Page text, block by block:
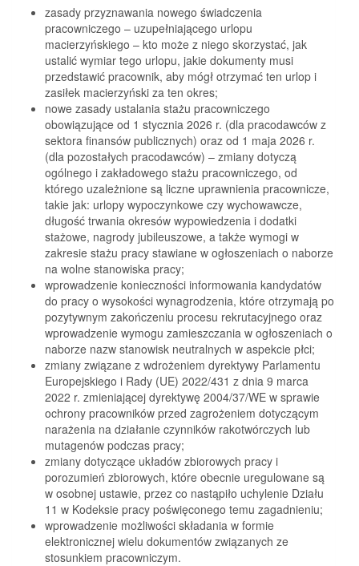
zasady przyznawania nowego świadczenia
pracowniczego – uzupełniającego urlopu
macierzyńskiego – kto może z niego skorzystać, jak
ustalić wymiar tego urlopu, jakie dokumenty musi
przedstawić pracownik, aby mógł otrzymać ten urlop i
zasiłek macierzyński za ten okres;
nowe zasady ustalania stażu pracowniczego
obowiązujące od 1 stycznia 2026 r. (dla pracodawców z
sektora finansów publicznych) oraz od 1 maja 2026 r.
(dla pozostałych pracodawców) – zmiany dotyczą
ogólnego i zakładowego stażu pracowniczego, od
którego uzależnione są liczne uprawnienia pracownicze,
takie jak: urlopy wypoczynkowe czy wychowawcze,
długość trwania okresów wypowiedzenia i dodatki
stażowe, nagrody jubileuszowe, a także wymogi w
zakresie stażu pracy stawiane w ogłoszeniach o naborze
na wolne stanowiska pracy;
wprowadzenie konieczności informowania kandydatów
do pracy o wysokości wynagrodzenia, które otrzymają po
pozytywnym zakończeniu procesu rekrutacyjnego oraz
wprowadzenie wymogu zamieszczania w ogłoszeniach o
naborze nazw stanowisk neutralnych w aspekcie płci;
zmiany związane z wdrożeniem dyrektywy Parlamentu
Europejskiego i Rady (UE) 2022/431 z dnia 9 marca
2022 r. zmieniającej dyrektywę 2004/37/WE w sprawie
ochrony pracowników przed zagrożeniem dotyczącym
narażenia na działanie czynników rakotwórczych lub
mutagenów podczas pracy;
zmiany dotyczące układów zbiorowych pracy i
porozumień zbiorowych, które obecnie uregulowane są
w osobnej ustawie, przez co nastąpiło uchylenie Działu
11 w Kodeksie pracy poświęconego temu zagadnieniu;
wprowadzenie możliwości składania w formie
elektronicznej wielu dokumentów związanych ze
stosunkiem pracowniczym.